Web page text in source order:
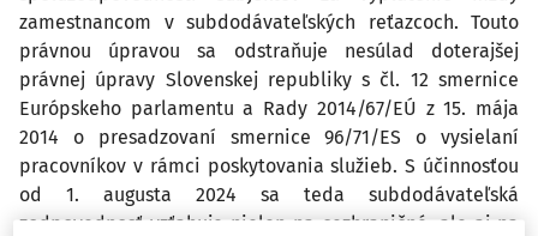
zamestnancom v subdodávateľských reťazcoch. Touto
právnou úpravou sa odstraňuje nesúlad doterajšej
právnej úpravy Slovenskej republiky s čl. 12 smernice
Európskeho parlamentu a Rady 2014/67/EÚ z 15. mája
2014 o presadzovaní smernice 96/71/ES o vysielaní
pracovníkov v rámci poskytovania služieb. S účinnosťou
od 1. augusta 2024 sa teda subdodávateľská
zodpovednosť vzťahuje nielen na cezhraničné, ale aj na